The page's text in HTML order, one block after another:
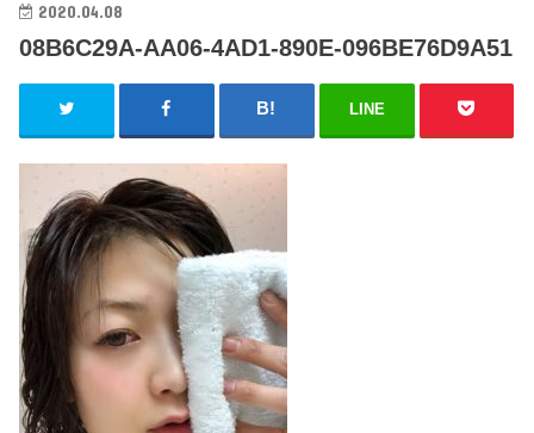
2020.04.08
08B6C29A-AA06-4AD1-890E-096BE76D9A51
LINE